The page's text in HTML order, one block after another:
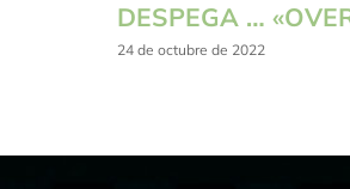
DESPEGA …
24 de octubre de 2022